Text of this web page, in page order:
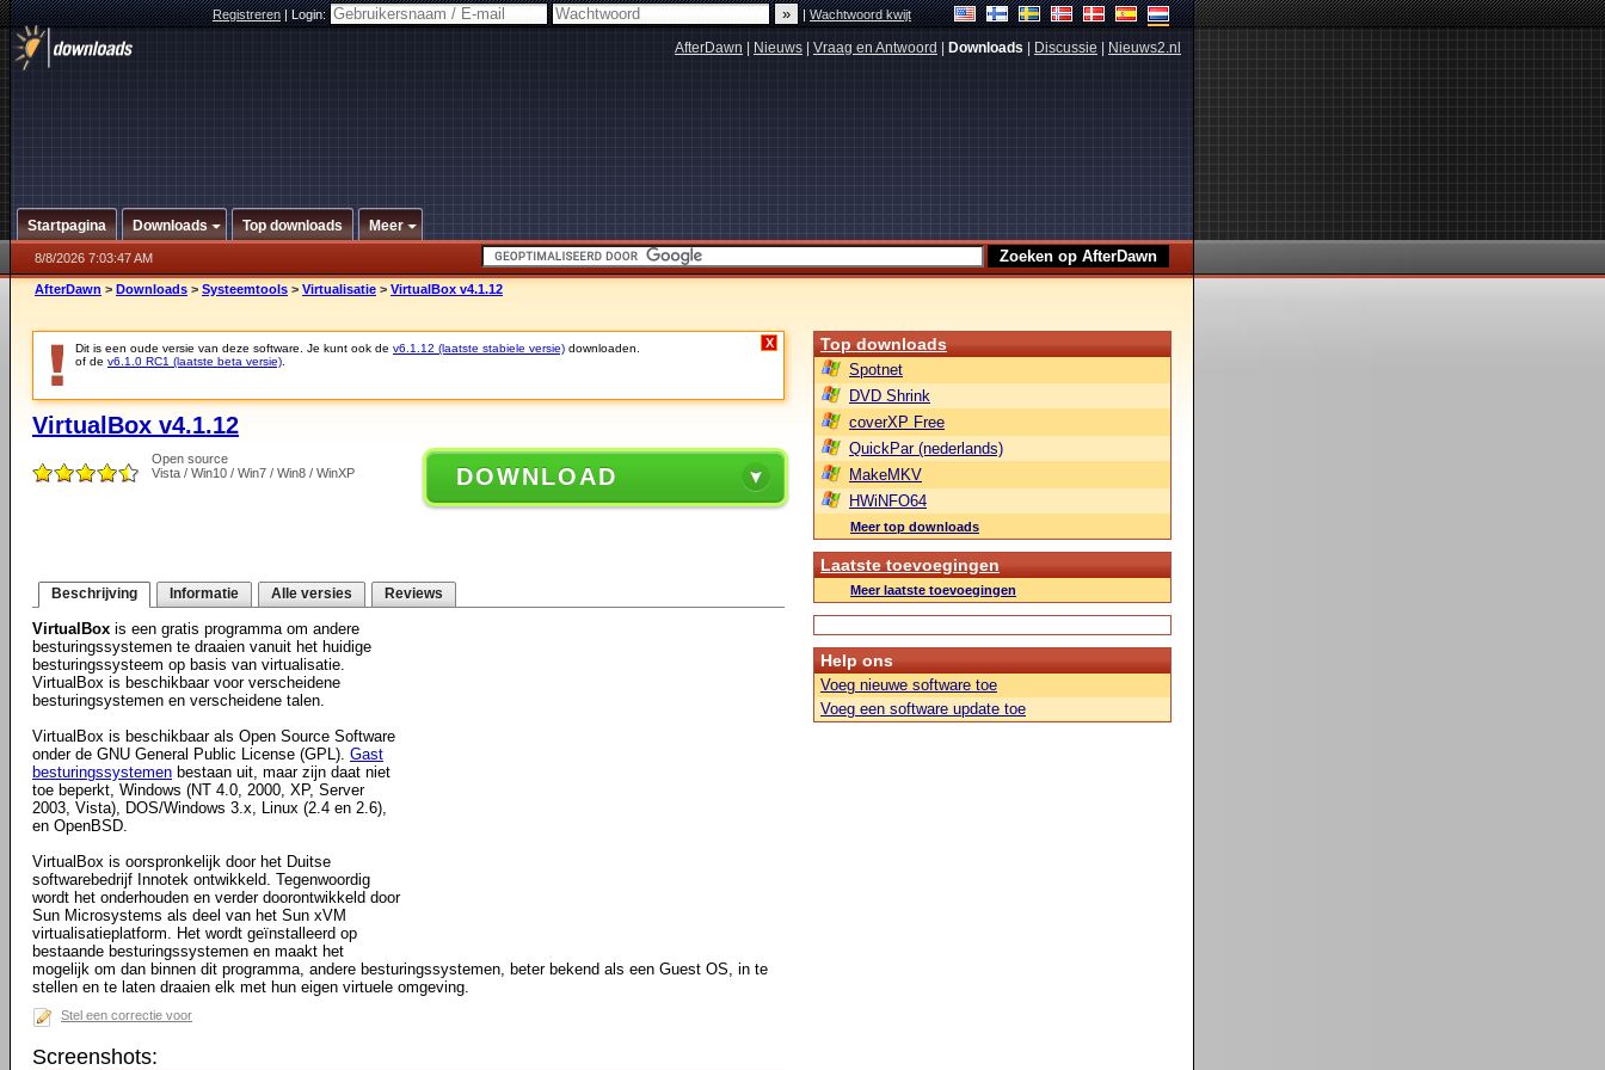
Registreren|Login: |Wachtwoord kwijt
AfterDawn Nieuws Vraag en Antwoord Downloads Discussie Nieuws2.nl
Startpagina Downloads Top downloads Meer
8/8/2026 7:03:47 AM
AfterDawn > Downloads > Systeemtools > Virtualisatie > VirtualBox v4.1.12
Dit is een oude versie van deze software. Je kunt ook de v6.1.12 (laatste stabiele versie) downloaden.
of de v6.1.0 RC1 (laatste beta versie)
X
VirtualBox v4.1.12
Open source
Vista / Win10 / Win7 / Win8 / WinXP
DOWNLOAD
Beschrijving Informatie Alle versies Reviews
VirtualBox is een gratis programma om andere
besturingssystemen te draaien vanuit het huidige
besturingssysteem op basis van virtualisatie.
VirtualBox is beschikbaar voor verscheidene
besturingsystemen en verscheidene talen.
VirtualBox is beschikbaar als Open Source Software
onder de GNU General Public License (GPL). Gast
besturingssystemen bestaan uit, maar zijn daat niet
toe beperkt, Windows (NT 4.0, 2000, XP, Server
2003, Vista), DOS/Windows 3.x, Linux (2.4 en 2.6),
en OpenBSD.
VirtualBox is oorspronkelijk door het Duitse
softwarebedrijf Innotek ontwikkeld. Tegenwoordig
wordt het onderhouden en verder doorontwikkeld door
Sun Microsystems als deel van het Sun xVM
virtualisatieplatform. Het wordt geïnstalleerd op
bestaande besturingssystemen en maakt het
mogelijk om dan binnen dit programma, andere besturingssystemen, beter bekend als een Guest OS, in te
stellen en te laten draaien elk met hun eigen virtuele omgeving.
Stel een correctie voor
Screenshots:
Top downloads
Spotnet
DVD Shrink
coverXP Free
QuickPar (nederlands)
MakeMKV
HWiNFO64
Meer top downloads
Laatste toevoegingen
Meer laatste toevoegingen
Help ons
Voeg nieuwe software toe
Voeg een software update toe